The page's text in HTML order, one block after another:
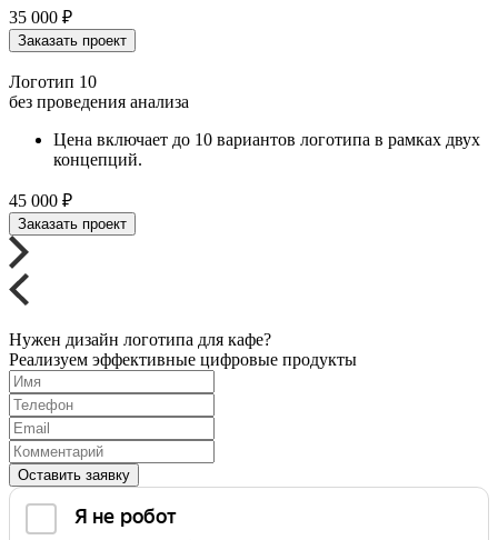
35 000 ₽
Заказать проект
Логотип 10
без проведения анализа
Цена включает до 10 вариантов логотипа в рамках двух
концепций.
45 000 ₽
Заказать проект
Нужен дизайн логотипа для кафе?
Реализуем эффективные цифровые продукты
Оставить заявку